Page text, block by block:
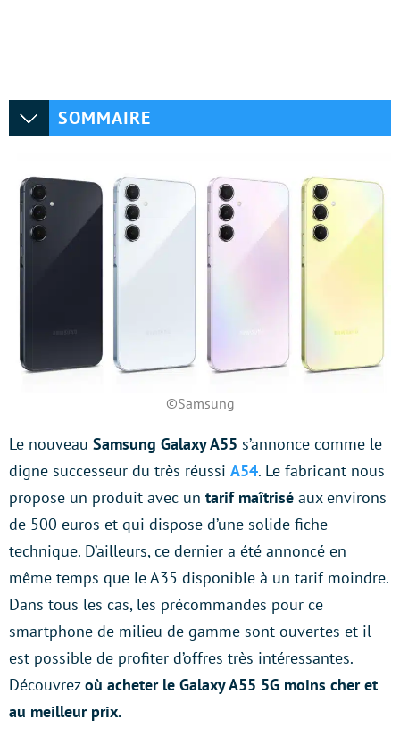
SOMMAIRE
©Samsung
Le nouveau Samsung Galaxy A55 s’annonce comme le
digne successeur du très réussi A54. Le fabricant nous
propose un produit avec un tarif maîtrisé aux environs
de 500 euros et qui dispose d’une solide fiche
technique. D’ailleurs, ce dernier a été annoncé en
même temps que le A35 disponible à un tarif moindre.
Dans tous les cas, les précommandes pour ce
smartphone de milieu de gamme sont ouvertes et il
est possible de profiter d’offres très intéressantes.
Découvrezoù acheter le Galaxy A55 5G moins cher et
au meilleur prix.